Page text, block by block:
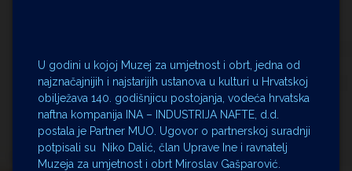
U godini u kojoj Muzej za umjetnost i obrt, jedna od
najznačajnijih i najstarijih ustanova u kulturi u Hrvatskoj
obilježava 140. godišnjicu postojanja, vodeća hrvatska
naftna kompanija INA – INDUSTRIJA NAFTE, d.d.
postala je Partner MUO. Ugovor o partnerskoj suradnji
potpisali su Niko Dalić, član Uprave Ine i ravnatelj
Muzeja za umjetnost i obrt Miroslav Gašparović.